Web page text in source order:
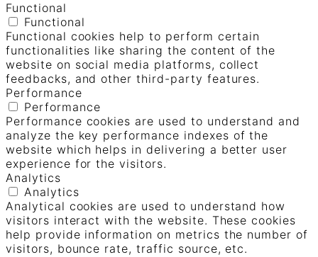
Functional
Functional
Functional cookies help to perform certain
functionalities like sharing the content of the
website on social media platforms, collect
feedbacks, and other third-party features.
Performance
Performance
Performance cookies are used to understand and
analyze the key performance indexes of the
website which helps in delivering a better user
experience for the visitors.
Analytics
Analytics
Analytical cookies are used to understand how
visitors interact with the website. These cookies
help provide information on metrics the number of
visitors, bounce rate, traffic source, etc.